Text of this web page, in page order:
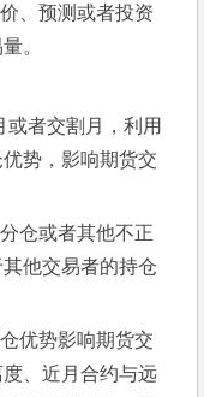
、预测或者投资
。
者交割月，利用
势，影响期货交
仓或者其他不正
他交易者的持仓
优势影响期货交
、近月合约与远